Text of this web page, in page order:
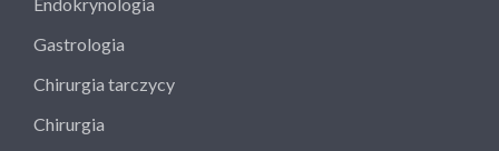
Gastrologia
Chirurgia tarczycy
Chirurgia